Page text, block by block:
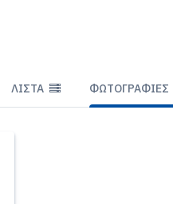
ΛΊΣΤΑ ΦΩΤΟΓΡΑΦΊΕΣ